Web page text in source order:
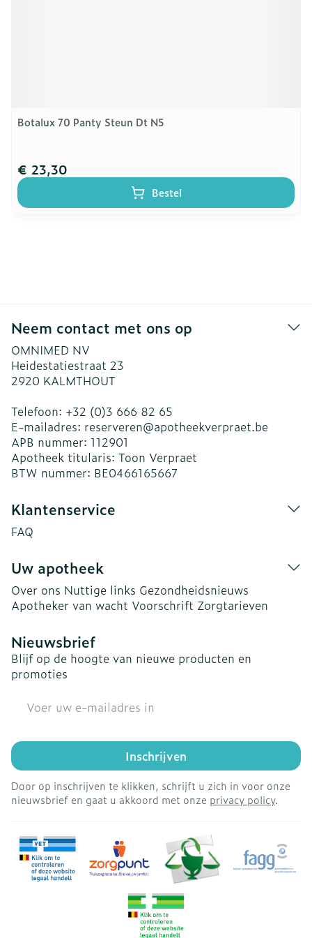
Botalux 70 Panty Steun Dt N5
€ 23,30
Bestel
Neem contact met ons op
OMNIMED NV
Heidestatiestraat 23
2920 KALMTHOUT
Telefoon: +32 (0)3 666 82 65
E-mailadres: reserveren@apotheekverpraet.be
APB nummer: 112901
Apotheek titularis: Toon Verpraet
BTW nummer: BE0466165667
Klantenservice
FAQ
Uw apotheek
Over ons Nuttige links Gezondheidsnieuws
Apotheker van wacht Voorschrift Zorgtarieven
Nieuwsbrief
Blijf op de hoogte van nieuwe producten en
promoties
Inschrijven
Door op inschrijven te klikken, schrijft u zich in voor onze
nieuwsbrief en gaat u akkoord met onze privacy policy.